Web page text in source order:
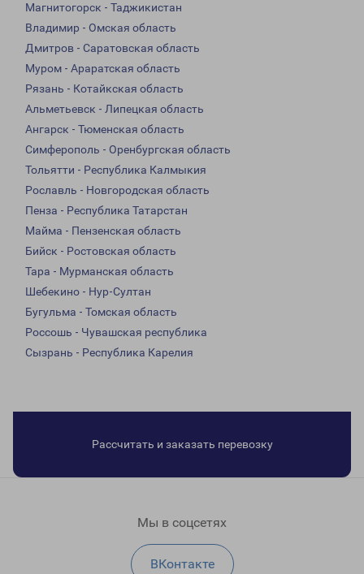
Магнитогорск - Таджикистан
Владимир - Омская область
Дмитров - Саратовская область
Муром - Араратская область
Рязань - Котайкская область
Альметьевск - Липецкая область
Ангарск - Тюменская область
Симферополь - Оренбургская область
Тольятти - Республика Калмыкия
Рославль - Новгородская область
Пенза - Республика Татарстан
Майма - Пензенская область
Бийск - Ростовская область
Тара - Мурманская область
Шебекино - Нур-Султан
Бугульма - Томская область
Россошь - Чувашская республика
Сызрань - Республика Карелия
Рассчитать и заказать перевозку
Мы в соцсетях
ВКонтакте